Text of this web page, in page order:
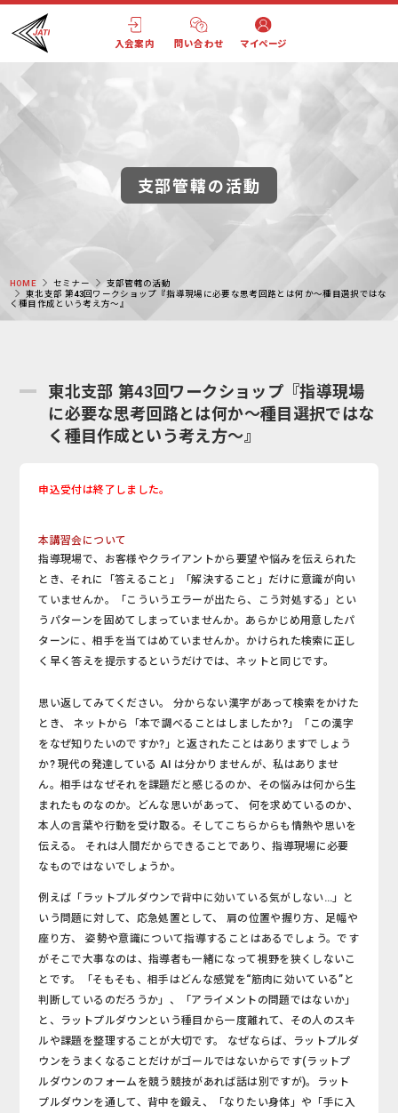
入会案内 問い合わせ マイページ
支部管轄の活動
HOME セミナー
支部管轄の活動
東北支部 第43回ワークショップ『指導現場に必要な思考回路とは何か～種目選択ではな
く種目作成という考え方～』
東北支部 第43回ワークショップ『指導現場
に必要な思考回路とは何か～種目選択ではな
く種目作成という考え方～』
申込受付は終了しました。
本講習会について
指導現場で、お客様やクライアントから要望や悩みを伝えられた
とき、それに「答えること」「解決すること」だけに意識が向い
ていませんか。「こういうエラーが出たら、こう対処する」とい
うパターンを固めてしまっていませんか。あらかじめ用意したパ
ターンに、相手を当てはめていませんか。かけられた検索に正し
く早く答えを提示するというだけでは、ネットと同じです。
思い返してみてください。 分からない漢字があって検索をかけた
とき、 ネットから「本で調べることはしましたか?」「この漢字
をなぜ知りたいのですか?」と返されたことはありますでしょう
か? 現代の発達している AI は分かりませんが、私はありませ
ん。相手はなぜそれを課題だと感じるのか、その悩みは何から生
まれたものなのか。どんな思いがあって、 何を求めているのか、
本人の言葉や行動を受け取る。そしてこちらからも情熱や思いを
伝える。 それは人間だからできることであり、指導現場に必要
なものではないでしょうか。
例えば「ラットプルダウンで背中に効いている気がしない…」と
いう問題に対して、応急処置と して、 肩の位置や握り方、足幅や
座り方、 姿勢や意識について指導することはあるでしょう。です
がそこで大事なのは、指導者も一緒になって視野を狭くしないこ
とです。「そもそも、相手はどんな感覚を“筋肉に効いている”と
判断しているのだろうか」、「アライメントの問題ではないか」
と、ラットプルダウンという種目から一度離れて、その人のスキ
ルや課題を整理することが大切です。 なぜならば、ラットプルダ
ウンをうまくなることだけがゴールではないからです(ラットプ
ルダウンのフォームを競う競技があれば話は別ですが)。
ラット
プルダウンを通して、背中を鍛え、「なりたい身体」や「手に入